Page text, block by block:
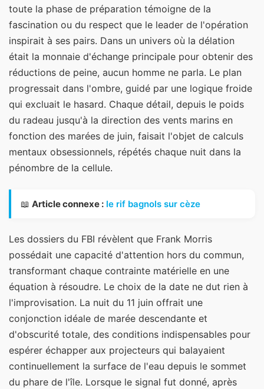
toute la phase de préparation témoigne de la
fascination ou du respect que le leader de l'opération
inspirait à ses pairs. Dans un univers où la délation
était la monnaie d'échange principale pour obtenir des
réductions de peine, aucun homme ne parla. Le plan
progressait dans l'ombre, guidé par une logique froide
qui excluait le hasard. Chaque détail, depuis le poids
du radeau jusqu'à la direction des vents marins en
fonction des marées de juin, faisait l'objet de calculs
mentaux obsessionnels, répétés chaque nuit dans la
pénombre de la cellule.
📖 Article connexe : le rif bagnols sur cèze
Les dossiers du FBI révèlent que Frank Morris
possédait une capacité d'attention hors du commun,
transformant chaque contrainte matérielle en une
équation à résoudre. Le choix de la date ne dut rien à
l'improvisation. La nuit du 11 juin offrait une
conjonction idéale de marée descendante et
d'obscurité totale, des conditions indispensables pour
espérer échapper aux projecteurs qui balayaient
continuellement la surface de l'eau depuis le sommet
du phare de l'île. Lorsque le signal fut donné, après